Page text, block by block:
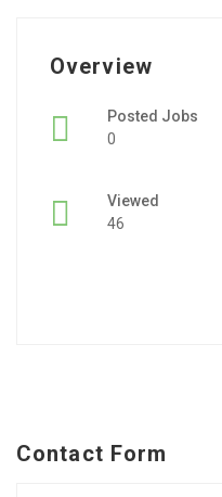
Overview
Posted Jobs
0
Viewed
46
Contact Form